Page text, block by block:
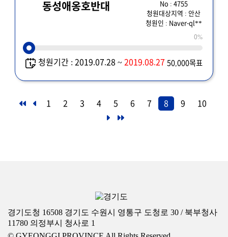
동성애옹호반대
No : 4755
청원대상지역 : 안산
청원인 : Naver-ql**
0%
청원기간 : 2019.07.28 ~2019.08.27 50,000목표
1 2 3 4 5 6 7 8 9 10
경기도청 16508 경기도 수원시 영통구 도청로 30 / 북부청사
11780 의정부시 청사로 1